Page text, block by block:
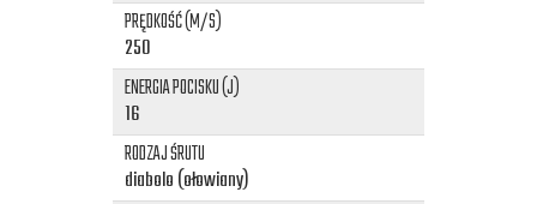
PRĘDKOŚĆ (M/S)
250
ENERGIA POCISKU (J)
16
RODZAJ ŚRUTU
diabolo (ołowiany)